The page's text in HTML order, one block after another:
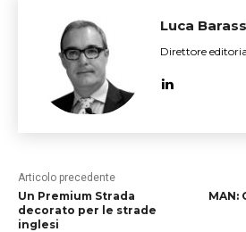
Luca
Direttore
Articolo precedente
Un Premium Strada
decorato per le strade
inglesi
MAN: